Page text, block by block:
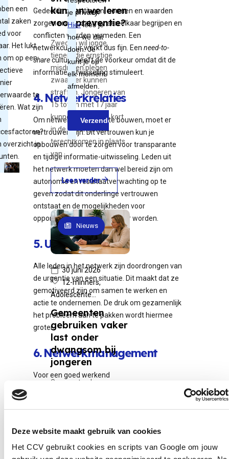
Deze website maakt gebruik van cookies
Het CCV gebruikt cookies en scripts van Google om jouw
een
zaken
voor
Het lukt
om op een
te
Wat zijn
overzicht in
Gedeelde opvattingen, normen en waarden
zorgen ervoor dat mensen elkaar begrijpen en
conflicten worden vermeden. Een
netwerkcultuur werkt dus fijn. Eenneed-to-
sharecultuur heeft de voorkeur omdat dit de
informatie-uitwisseling stimuleert.
4. Netwerkrelaties
Om netwerkrelaties op te bouwen, moet er
vertrouwen zijn. Dit vertrouwen kun je
opbouwen door te zorgen voor transparante
en tijdige informatie-uitwisseling. Leden uit
het netwerk moeten dan wel bereid zijn om
autonomie en resultaatverwachting op te
geven zodat dit onderlinge vertrouwen
ontstaat en de mogelijkheden voor
opportunistisch gedrag kleiner worden.
5. Urgentiebesef
Alle leden in het netwerk zijn doordrongen van
de urgentie van een situatie. Dit maakt dat ze
gemotiveerd zijn om samen te werken en
actie te ondernemen. De druk om gezamenlijk
het probleem aan te pakken wordt hiermee
groter.
6. Netwerkmanagement
Voor een goed werkend
of zij:
Is onpartijdig
Activeert mensen
Kan mensen mobiliseren.
kunnen we leren
voor preventie?
Zweden wil jonge
tieners die ernstige
misdrijven plegen
zwaarder kunnen
straffen. Jongeren van
15 tot en met 17 jaar
kunnen daar sinds kort
in de gevangenis
terechtkomen in plaats
van…
Lees verder
Gemeenten
gebruiken vaker
last onder
dwangsom bij
jongeren
Gemeenten leggen
blijkt uit onderzoek van
Omroep Gelderland. De
bedragen lopen uiteen
30 juni 2026
12-minners,
Adolescente...
Nieuws